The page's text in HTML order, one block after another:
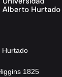
Hurtado
1825